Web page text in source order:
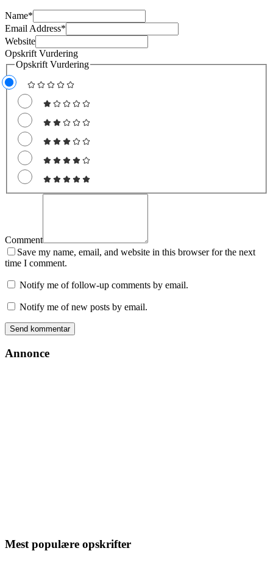
Name*
Email Address*
Website
Opskrift Vurdering
Opskrift Vurdering
Comment
Save my name, email, and website in this browser for the next
time I comment.
Notify me of follow-up comments by email.
Notify me of new posts by email.
Annonce
Mest populære opskrifter